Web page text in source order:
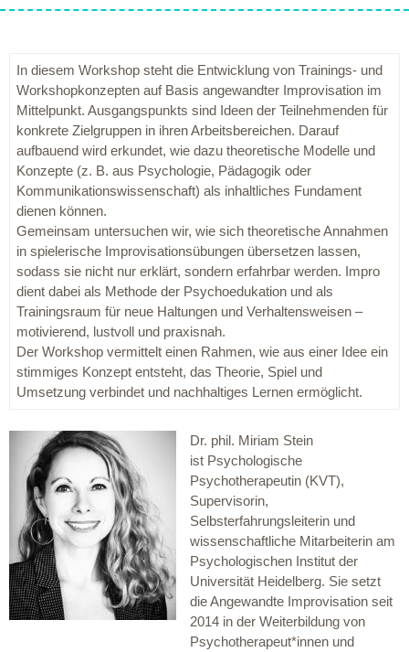
In diesem Workshop steht die Entwicklung von Trainings- und
Workshopkonzepten auf Basis angewandter Improvisation im
Mittelpunkt. Ausgangspunkts sind Ideen der Teilnehmenden für
konkrete Zielgruppen in ihren Arbeitsbereichen. Darauf
aufbauend wird erkundet, wie dazu theoretische Modelle und
Konzepte (z. B. aus Psychologie, Pädagogik oder
Kommunikationswissenschaft) als inhaltliches Fundament
dienen können.
Gemeinsam untersuchen wir, wie sich theoretische Annahmen
in spielerische Improvisationsübungen übersetzen lassen,
sodass sie nicht nur erklärt, sondern erfahrbar werden. Impro
dient dabei als Methode der Psychoedukation und als
Trainingsraum für neue Haltungen und Verhaltensweisen –
motivierend, lustvoll und praxisnah.
Der Workshop vermittelt einen Rahmen, wie aus einer Idee ein
stimmiges Konzept entsteht, das Theorie, Spiel und
Umsetzung verbindet und nachhaltiges Lernen ermöglicht.
Dr. phil. Miriam Stein
ist Psychologische
Psychotherapeutin (KVT),
Supervisorin,
Selbsterfahrungsleiterin und
wissenschaftliche Mitarbeiterin am
Psychologischen Institut der
Universität Heidelberg. Sie setzt
die Angewandte Improvisation seit
2014 in der Weiterbildung von
Psychotherapeut*innen und